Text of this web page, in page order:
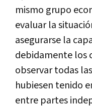
mismo grupo
evaluar la
asegurarse la
debidamente los
observar todas
hubiesen tenido
entre partes